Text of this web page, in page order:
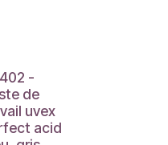
-
de
uvex
acid